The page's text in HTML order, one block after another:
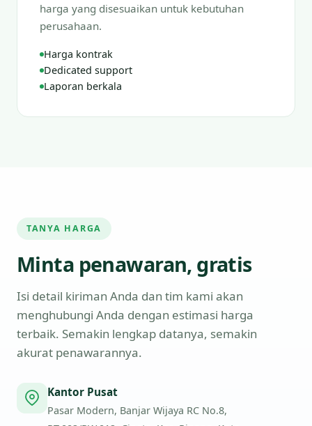
harga yang disesuaikan untuk kebutuhan
perusahaan.
Harga kontrak
Dedicated support
Laporan berkala
TANYA HARGA
Minta penawaran, gratis
Isi detail kiriman Anda dan tim kami akan
menghubungi Anda dengan estimasi harga
terbaik. Semakin lengkap datanya, semakin
akurat penawarannya.
Kantor Pusat
Pasar Modern, Banjar Wijaya RC No.8,